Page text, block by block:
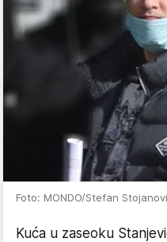
Foto: MONDO/Stefan
Kuća u zaseoku